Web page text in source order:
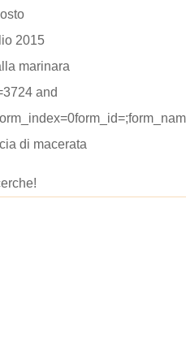
2015
marinara
and
di macerata